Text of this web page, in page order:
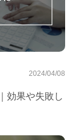
2024/04/08
効果や失敗し